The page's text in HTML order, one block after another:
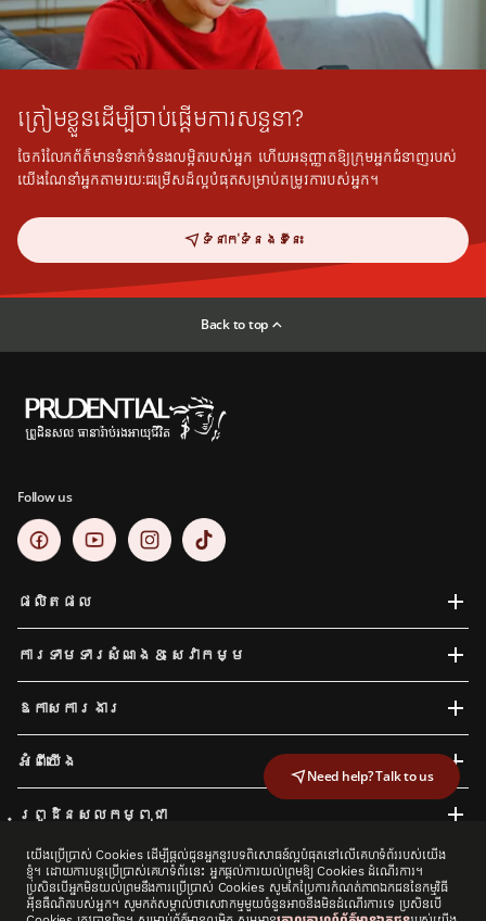
ត្រៀមខ្លួនដើម្បីចាប់ផ្តើមការសន្ទនា?
ចែករំលែកព័ត៌មានទំនាក់ទំនងលម្អិតរបស់អ្នក ហើយអនុញ្ញាតឱ្យក្រុមអ្នកជំនាញរបស់
យើងណែនាំអ្នកតាមរយៈជម្រើសដ៏ល្អបំផុតសម្រាប់តម្រូវការបស់អ្នក។
ទំនាក់ទំនងទីនេះ
Need help? Talk to us
Back to top
Follow us
ផលិតផល
ការទាមទារសំណង​ & សេវាកម្ម
ឱកាសការងារ
អំពីយើង
ព្រូដិនសលកម្ពុជា
ក្រុមហ៊ុនព្រូដិនសលកម្ពុជា គឺជាក្រុមហ៊ុនបុត្រសម្ព័ន្ធមិនផ្ទាល់នៃក្រុមហ៊ុនព្រូដិនសល ភីអិលស៊ី។ ក្រុមហ៊ុន ព្រូដិនសល
យើងប្រើប្រាស់ Cookies ដើម្បីផ្តល់ជូនអ្នកនូវបទពិសោធន៍ល្អបំផុតនៅលើគេហទំព័ររបស់យើង
ខ្ញុំ។ ដោយការបន្តប្រើប្រាស់គេហទំព័រនេះ អ្នកផ្តល់ការយល់ព្រមឱ្យ Cookies ដំណើរការ។
ប្រសិនបើអ្នកមិនយល់ព្រមនឹងការប្រើប្រាស់ Cookies សូមកែប្រែការកំណត់ភាពឯកជននៃកម្មវិធី
អ៊ីនធឺណិតរបស់អ្នក។ សូមកត់សម្គាល់ថាសេវាកម្មមួយចំនួនអាចនឹងមិនដំណើរការទេ ប្រសិនបើ